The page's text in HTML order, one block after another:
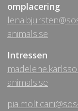
omplacering
animals.se
Intressen
animals.se